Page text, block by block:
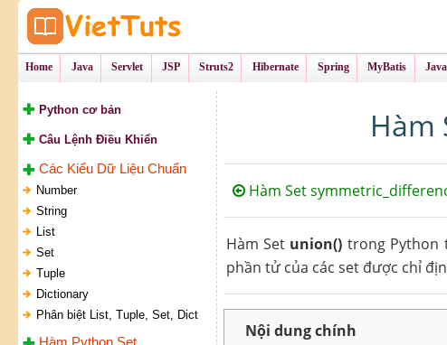
Home Java Servlet JSP Struts2 Hibernate Spring MyBatis
Python cơ bản
Câu Lệnh Điều Khiển
Các Kiểu Dữ Liệu Chuẩn
Number
String
List
Set
Tuple
Dictionary
Phân biệt List, Tuple, Set, Dict
Hàm Python Set
Hàm
Hàm Set
Hàm Set union() trong Python
phần tử của các set được chỉ
Nội dung chính